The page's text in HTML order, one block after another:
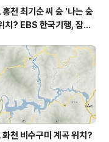
홍천 최기순 씨 숲 '나는 숲
치? EBS 한국기행, 잠시
순 씨 캠핑장 펜션 어디? /
홍천군 가볼 만한 곳, (구)
, kbs 인간극장
화천 비수구미 계곡 위치?